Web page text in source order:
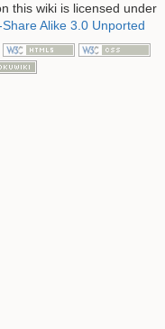
this wiki is licensed under
Alike 3.0 Unported